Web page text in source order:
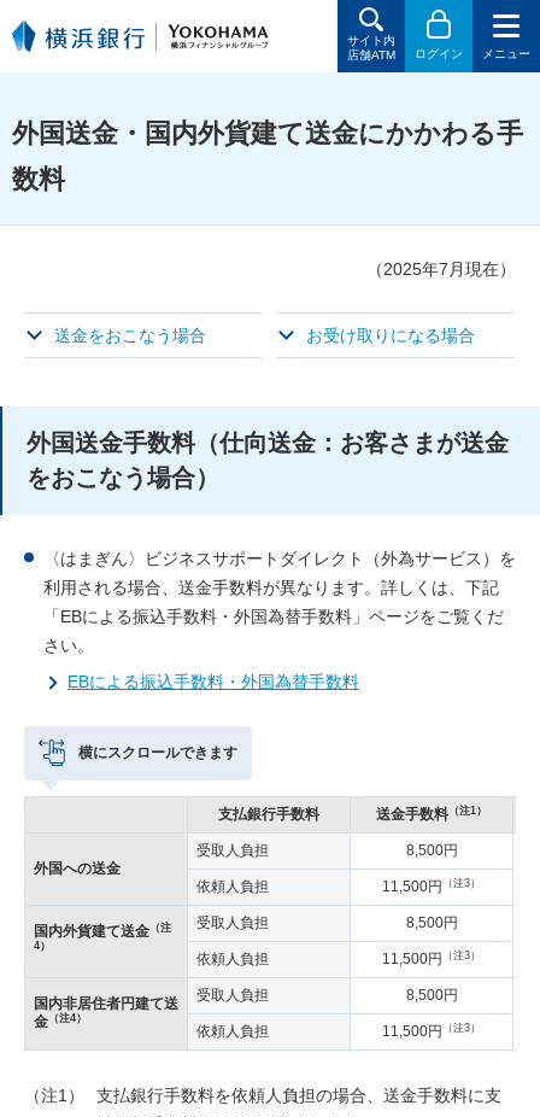
サイト内
店舗ATM
ログイン メニュー
外国送金・国内外貨建て送金にかかわる手
数料
（2025年7月現在）
送金をおこなう場合 お受け取りになる場合
外国送金手数料（仕向送金：お客さまが送金
をおこなう場合）
〈はまぎん〉ビジネスサポートダイレクト（外為サービス）を
利用される場合、送金手数料が異なります。詳しくは、下記
「EBによる振込手数料・外国為替手数料」ページをご覧くだ
さい。
EBによる振込手数料・外国為替手数料
横にスクロールできます
支払銀行手数料 送金手数料 （注1）
外国への送金
受取人負担 8,500円
依頼人負担 11,500円 （注3）
国内外貨建て送金 （注
4）
受取人負担 8,500円
依頼人負担 11,500円 （注3）
国内非居住者円建て送
金 （注4）
受取人負担 8,500円
依頼人負担
11,500円 （注3）
（注1）
支払銀行手数料を依頼人負担の場合、送金手数料に支